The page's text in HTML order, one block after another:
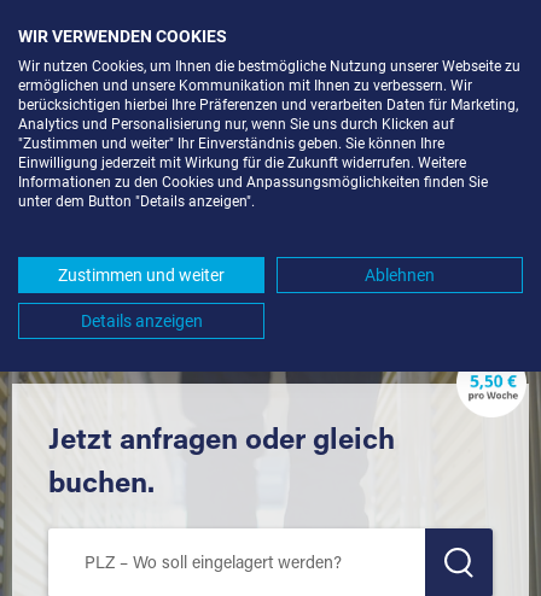
SELF STORAGE IN
UMGEBUNG *
Komfortabel einlagern mit Extraraum
Jetzt anfragen oder gleich
buchen.
WIR VERWENDEN COOKIES
Wir nutzen Cookies, um Ihnen die bestmögliche Nutzung unserer Webseite zu
ermöglichen und unsere Kommunikation mit Ihnen zu verbessern. Wir
berücksichtigen hierbei Ihre Präferenzen und verarbeiten Daten für Marketing,
Analytics und Personalisierung nur, wenn Sie uns durch Klicken auf
"Zustimmen und weiter" Ihr Einverständnis geben. Sie können Ihre
Einwilligung jederzeit mit Wirkung für die Zukunft widerrufen. Weitere
Informationen zu den Cookies und Anpassungsmöglichkeiten finden Sie
unter dem Button "Details anzeigen".
Zustimmen und weiter Ablehnen
Details anzeigen